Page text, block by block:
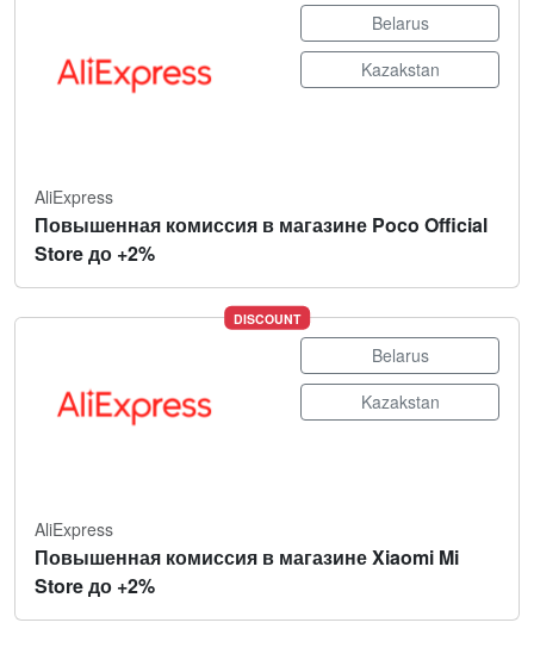
Belarus
Kazakstan
AliExpress
Повышенная комиссия в магазине Poco Official
Store до +2%
DISCOUNT
Belarus
Kazakstan
AliExpress
Повышенная комиссия в магазине Xiaomi Mi
Store до +2%